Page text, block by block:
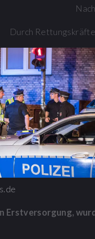
Durch
Erstversorgung,